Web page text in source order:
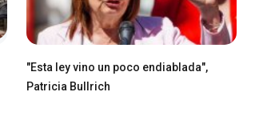
"Esta ley vino un poco endiablada",
Patricia Bullrich